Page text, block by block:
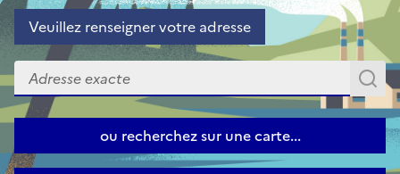
Veuillez renseigner votre adresse
Veuillez renseigner votre adresse exacte
ou recherchez sur une carte...